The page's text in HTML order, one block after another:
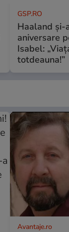
GSP.RO
Haaland
aniversare
Isabel:
totdeauna!”
Avantaje.ro